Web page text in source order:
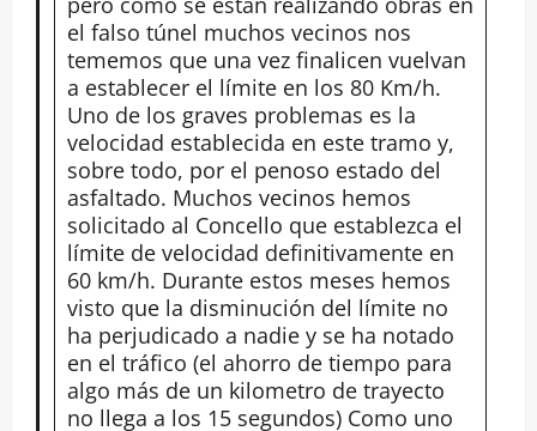
el falso túnel muchos vecinos nos
tememos que una vez finalicen vuelvan
a establecer el límite en los 80 Km/h.
Uno de los graves problemas es la
velocidad establecida en este tramo y,
sobre todo, por el penoso estado del
asfaltado. Muchos vecinos hemos
solicitado al Concello que establezca el
límite de velocidad definitivamente en
60 km/h. Durante estos meses hemos
visto que la disminución del límite no
ha perjudicado a nadie y se ha notado
en el tráfico (el ahorro de tiempo para
algo más de un kilometro de trayecto
no llega a los 15 segundos) Como uno